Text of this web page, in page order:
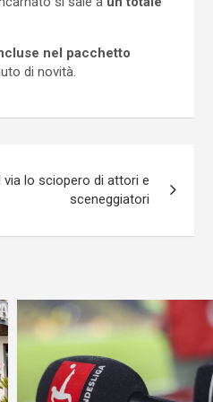
nel pacchetto
di novità.
via lo sciopero di attori e
sceneggiatori